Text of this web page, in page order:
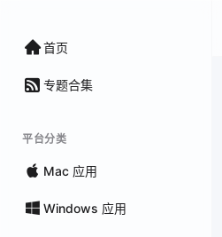
首页
专题合集
平台分类
Mac 应用
Windows 应用